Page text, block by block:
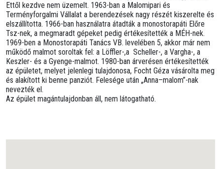
Ettől kezdve nem üzemelt. 1963-ban a Malomipari és
Terményforgalmi Vállalat a berendezések nagy részét kiszerelte és
elszállította. 1966-ban használatra átadták a monostorapáti Előre
Tsz-nek, a megmaradt gépeket pedig értékesítették a MÉH-nek.
1969-ben a Monostorapáti Tanács VB. levelében 5, akkor már nem
működő malmot soroltak fel: a Löffler-,a Scheller-, a Vargha-, a
Keszler- és a Gyenge-malmot. 1980-ban árverésen értékesítették
az épületet, melyet jelenlegi tulajdonosa, Focht Géza vásárolta meg
és alakított ki benne panziót. Felesége után „Anna–malom”-nak
nevezték el.
Az épület magántulajdonban áll, nem látogatható.